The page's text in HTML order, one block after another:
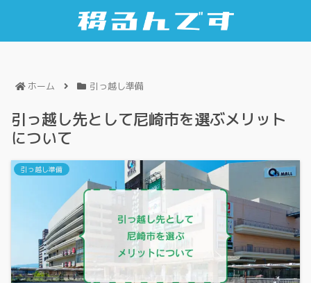
ホーム 引っ越し準備
引っ越し先として尼崎市を選ぶメリット
について
引っ越し準備